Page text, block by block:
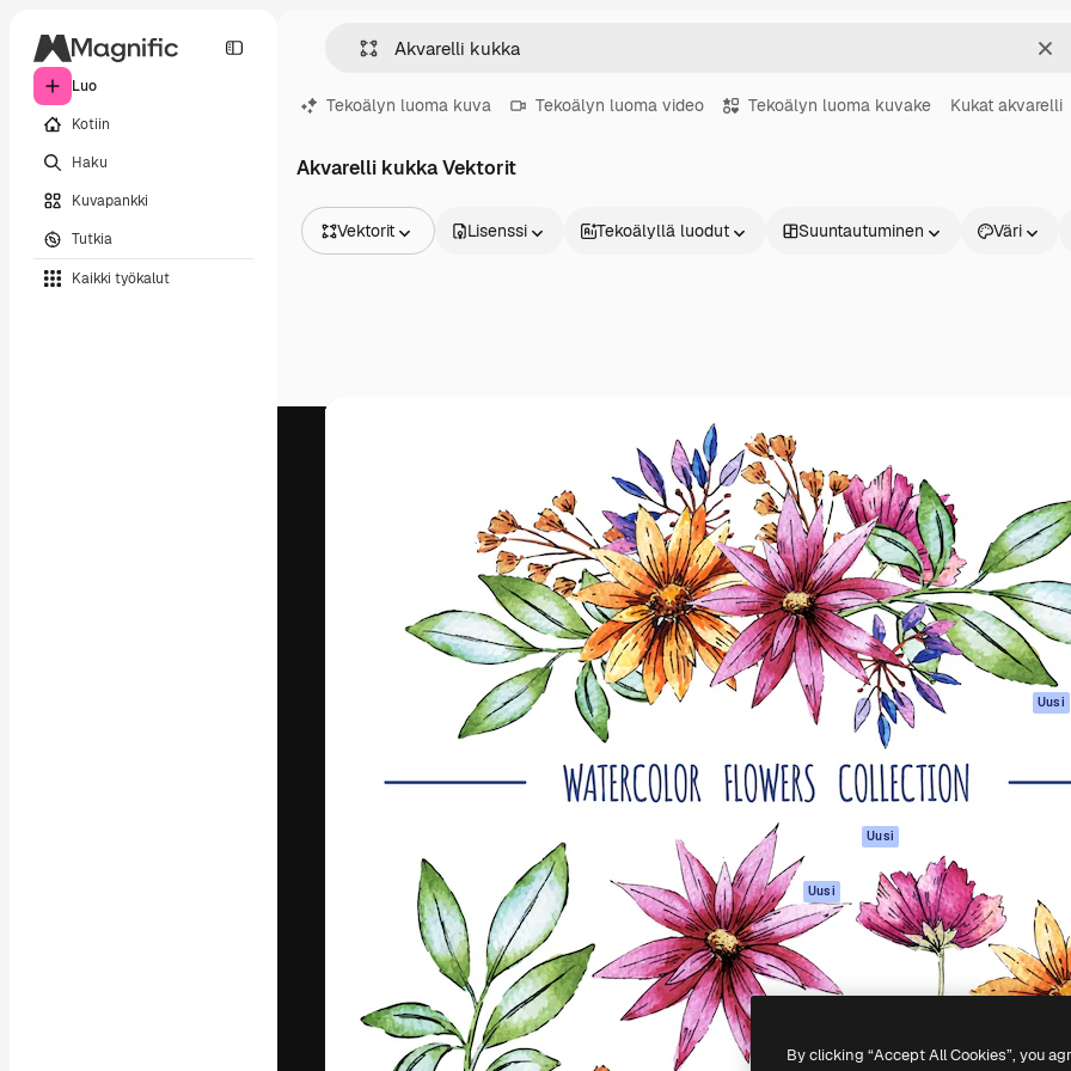
Luo
Kotiin
Haku
Kuvapankki
Tutkia
Kaikki työkalut
Tekoälyn luoma kuva Tekoälyn luoma video Tekoälyn luoma kuvake Kukat akvarelli
Akvarelli kukka Vektorit
Vektorit
Videot
Lisenssi Tekoälyllä luodut Suuntautuminen Väri
Luova alusta parhaiden töidesi
toteuttamiseen. Yli miljoona tilaajaa
luovien alojen ammattilaisten, yritysten,
toimistojen ja studioiden joukossa.
Suomi
Tuotteet
Spaces
Tekoälyavustaja
Tekoälyllä toimiva
kuvageneraattori
Tekoälyllä toimiva
videogeneraattori
Tekoälyllä toimiva
Kuvapankkisisältö
MCP
Claudelle ja
ChatGPT:lle
Uusi
Agentit Uusi
API
Mobiilisovellus
Kaikki Magnific-
työkalut
Aloita
Academy
Dokumentaatio
Tuki
Käyttöehdot
Alkuperäiset
Uusi
Luottamuskeskus
Kumppanit
By clicking “Accept All Cookies”, you